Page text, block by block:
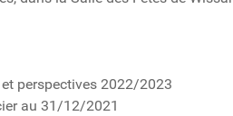
perspectives 2022/2023
au 31/12/2021